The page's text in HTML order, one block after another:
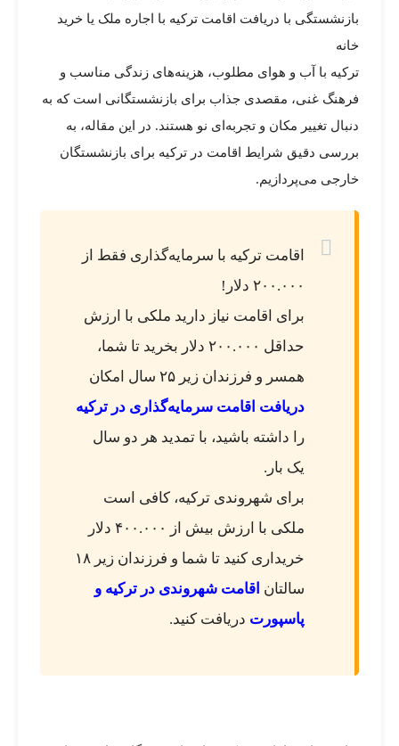
بازنشستگی با دریافت اقامت ترکیه با اجاره ملک یا خرید
خانه
ترکیه با آب و هوای مطلوب، هزینه‌های زندگی مناسب و
فرهنگ غنی، مقصدی جذاب برای بازنشستگانی است که به
دنبال تغییر مکان و تجربه‌ای نو هستند. در این مقاله، به
بررسی دقیق شرایط اقامت در ترکیه برای بازنشستگان
خارجی می‌پردازیم.
اقامت ترکیه با سرمایه‌گذاری فقط از
۲۰۰.۰۰۰ دلار!
برای اقامت نیاز دارید ملکی با ارزش
حداقل ۲۰۰.۰۰۰ دلار بخرید تا شما،
همسر و فرزندان زیر ۲۵ سال امکان
دریافت اقامت سرمایه‌گذاری در ترکیه
را داشته باشید، با تمدید هر دو سال
یک بار.
برای شهروندی ترکیه، کافی است
ملکی با ارزش بیش از ۴۰۰.۰۰۰ دلار
خریداری کنید تا شما و فرزندان زیر ۱۸
سالتان اقامت شهروندی در ترکیه و
پاسپورت دریافت کنید.